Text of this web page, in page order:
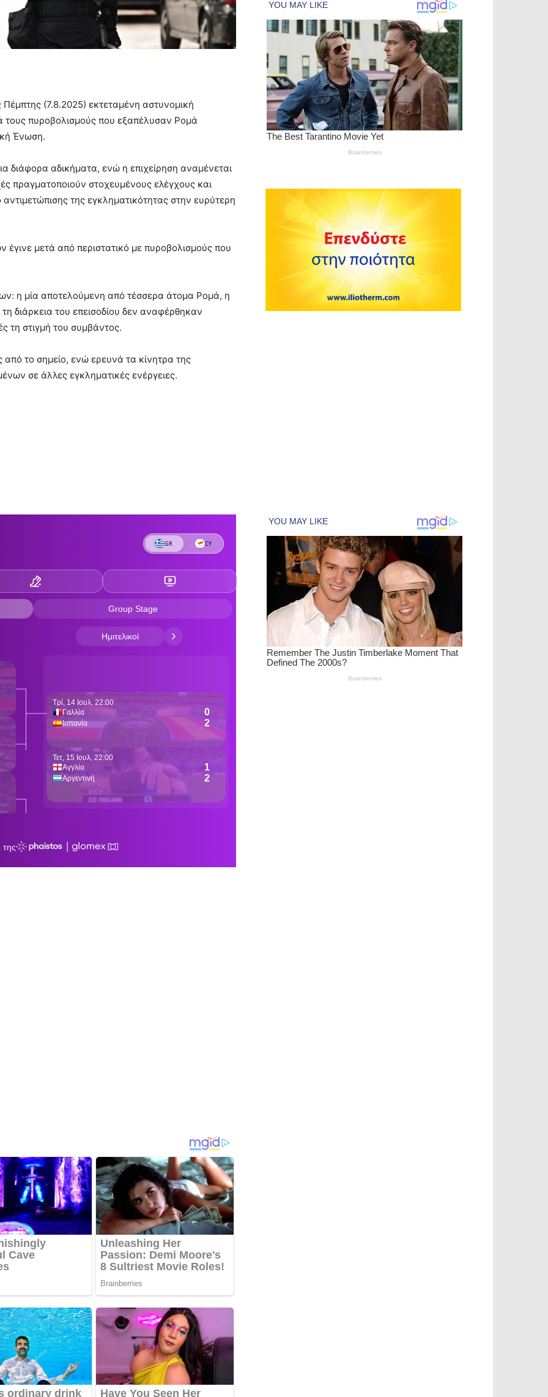
Πέμπτης (7.8.2025) εκτεταμένη αστυνομική
τους πυροβολισμούς που εξαπέλυσαν Ρομά
Ένωση.
διάφορα αδικήματα, ενώ η επιχείρηση αναμένεται
πραγματοποιούν στοχευμένους ελέγχους και
της εγκληματικότητας στην ευρύτερη
μετά από περιστατικό με πυροβολισμούς που
η μία αποτελούμενη από τέσσερα άτομα Ρομά, η
διάρκεια του επεισοδίου δεν αναφέρθηκαν
τη στιγμή του συμβάντος.
το σημείο, ενώ ερευνά τα κίνητρα της
σε άλλες εγκληματικές ενέργειες.